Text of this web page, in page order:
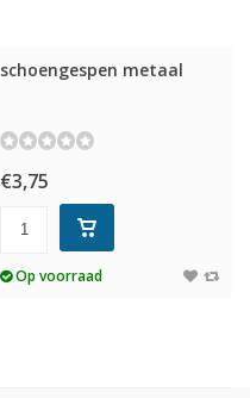
schoengespen metaal
€3,75
Op voorraad